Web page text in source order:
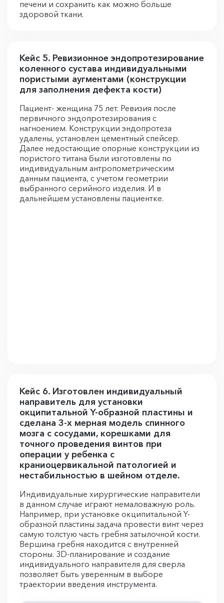
печени и сохранить как можно больше
здоровой ткани.
Кейс 5. Ревизионное эндопротезирование
коленного сустава индивидуальными
пористыми аугментами (конструкции
для заполнения дефекта кости)
Пациент- женщина 75 лет. Ревизия после
первичного эндопротезирования с
нагноением. Конструкции эндопротеза
удалены, установлен цементный спейсер.
Далее недостающие опорные конструкции из
пористого титана были изготовлены по
индивидуальным антропометрическим
данным пациента, с учетом геометрии
выбранного серийного изделия. И в
дальнейшем установлены пациентке.
Кейс 6. Изготовлен индивидуальный
направитель для установки
окципитальной Y-образной пластины и
сделана 3-х мерная модель спинного
мозга с сосудами, корешками для
точного проведения винтов при
операции у ребенка с
краниоцервикальной патологией и
нестабильностью в шейном отделе.
Индивидуальные хирургические направители
в данном случае играют немаловажную роль.
Например, при установке окципитальной Y-
образной пластины задача провести винт через
самую толстую часть гребня затылочной кости.
Вершина гребня находится с внутренней
стороны. 3D-планирование и создание
индивидуального направителя для сверла
позволяет быть уверенным в выборе
траектории введения инструмента.